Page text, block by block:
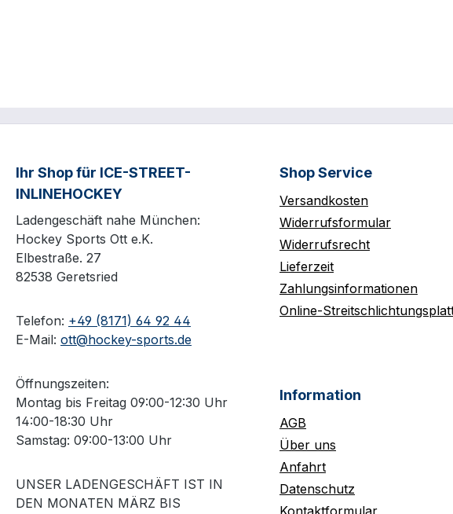
Ihr Shop für ICE-STREET-
INLINEHOCKEY
Ladengeschäft nahe München:
Hockey Sports Ott e.K.
Elbestraße. 27
82538 Geretsried
Telefon: +49 (8171) 64 92 44
E-Mail: ott@hockey-sports.de
Öffnungszeiten:
Montag bis Freitag 09:00-12:30 Uhr
14:00-18:30 Uhr
Samstag: 09:00-13:00 Uhr
UNSER LADENGESCHÄFT IST IN
DEN MONATEN MÄRZ BIS
Shop Service
Versandkosten
Widerrufsformular
Widerrufsrecht
Lieferzeit
Zahlungsinformationen
Online-
Information
AGB
Über uns
Anfahrt
Datenschutz
Kontaktformular